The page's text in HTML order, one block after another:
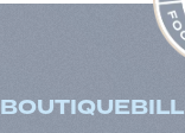
BOUTIQUE